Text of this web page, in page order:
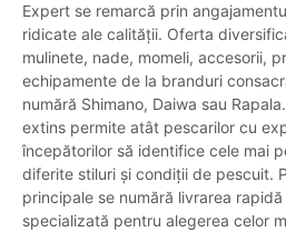
Expert se remarcă prin
ridicate ale calității. Oferta
mulinete, nade, momeli, accesorii,
echipamente de la branduri
numără Shimano, Daiwa sau
extins permite atât pescarilor cu
începătorilor să identifice cele mai
diferite stiluri și condiții de pescuit.
principale se numără livrarea
specializată pentru alegerea celor